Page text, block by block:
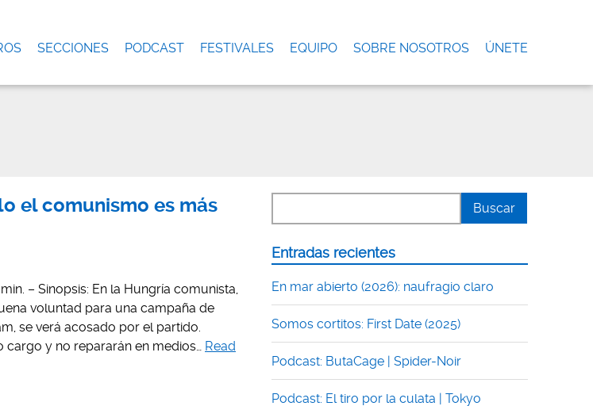
SECCIONES PODCAST FESTIVALES EQUIPO SOBRE NOSOTROS ÚNETE
el comunismo es más
– Sinopsis: En la Hungría comunista,
voluntad para una campaña de
se verá acosado por el partido.
cargo y no repararán en medios… Read
Entradas recientes
En mar abierto (2026): naufragio claro
Somos cortitos: First Date (2025)
Podcast: ButaCage | Spider-Noir
Podcast: El tiro por la culata | Tokyo